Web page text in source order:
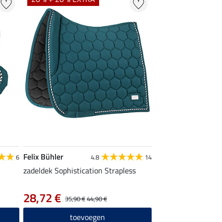
6 Felix Bühler 4.8 14
zadeldek Sophistication Strapless
35,90 €44,90 €
28,72 €
toevoegen